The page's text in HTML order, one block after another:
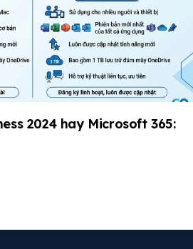
2024 hay Microsoft 365: